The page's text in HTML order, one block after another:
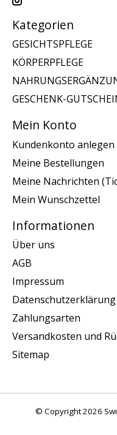
Kategorien
GESICHTSPFLEGE
KÖRPERPFLEGE
GESCHENK-
Mein Konto
Kundenkonto anlegen
Meine Bestellungen
Meine Nachrichten
Mein Wunschzettel
Informationen
Über uns
AGB
Impressum
Datenschutzerklärung
Zahlungsarten
Versandkosten und
Sitemap
© Copyright 2026